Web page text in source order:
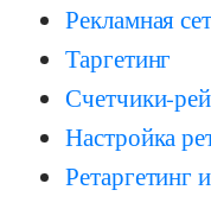
Рекламная
Таргетинг
Счетчики-
Настройка
Ретаргетинг